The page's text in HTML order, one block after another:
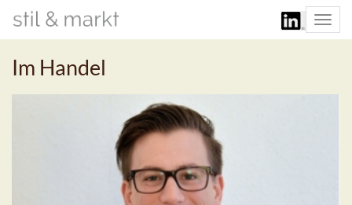
Im Handel